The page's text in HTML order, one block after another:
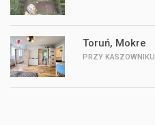
Toruń, Mokre
PRZY KASZOWNIKU